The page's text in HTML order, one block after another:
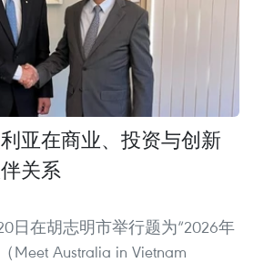
亚在商业、投资与创新
关系
日在胡志明市举行题为“2026年
Meet Australia in Vietnam